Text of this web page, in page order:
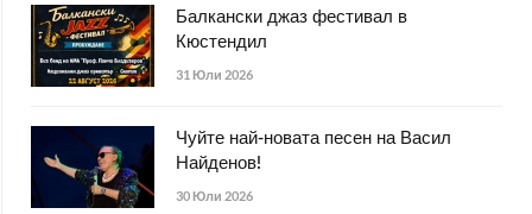
Балкански джаз фестивал в
Кюстендил
31 Юли 2026
Чуйте най-новата песен на Васил
Найденов!
30 Юли 2026